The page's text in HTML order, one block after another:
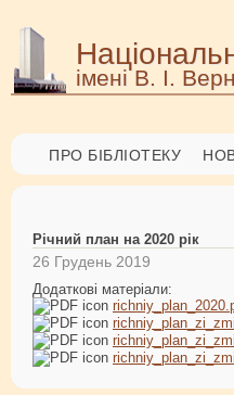
імені В. І.
ПРО БІБЛІОТЕКУ
Річний план на 2020 рік
26 Грудень 2019
Додаткові матеріали: